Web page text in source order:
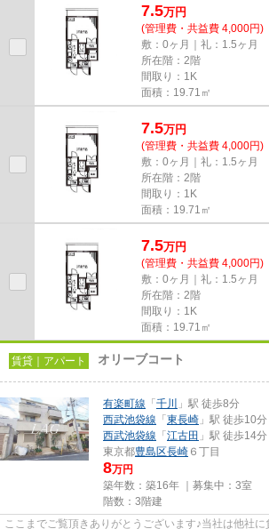
7.5万円
(管理費・共益費 4,000円)
敷：0ヶ月｜礼：1.5ヶ月
所在階：2階
間取り：1K
面積：19.71㎡
7.5万円
(管理費・共益費 4,000円)
敷：0ヶ月｜礼：1.5ヶ月
所在階：2階
間取り：1K
面積：19.71㎡
7.5万円
(管理費・共益費 4,000円)
敷：0ヶ月｜礼：1.5ヶ月
所在階：2階
間取り：1K
面積：19.71㎡
賃貸｜アパート オリーブコート
有楽町線 「 千川
」駅 徒歩8分
西武池袋線 「 東長崎 」駅 徒歩10分
西武池袋線 「 江古田 」駅 徒歩14分
東京都豊島区長崎 ６丁目
8万円
築年数：築16年 ｜募集中： 3室
階数：3階建
ここまでご覧頂きありがとうございます♪当社は他社